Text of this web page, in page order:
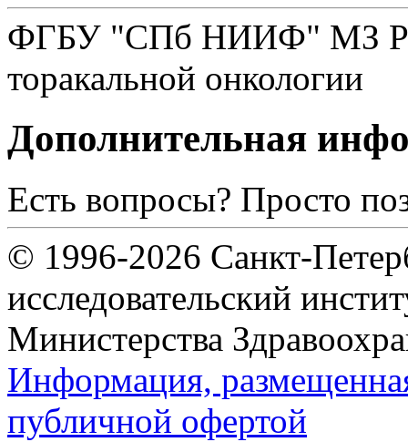
ФГБУ "СПб НИИФ" МЗ РФ,
торакальной онкологии
Дополнительная
Есть вопросы? Просто
© 1996-2026 Санкт-
исследовательский
Министерства
Информация,
публичной офертой